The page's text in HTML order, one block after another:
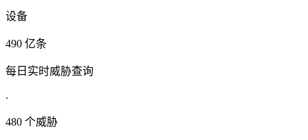
设备
490 亿条
每日实时威胁查询
.
480 个威胁